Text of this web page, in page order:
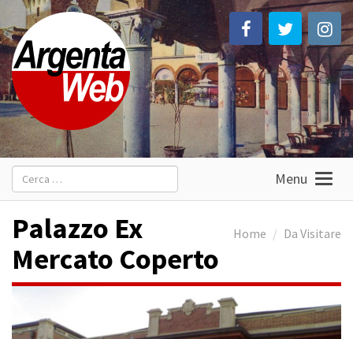
Ricerca
Menu
Home Da Visitare
Palazzo Ex
Mercato Coperto